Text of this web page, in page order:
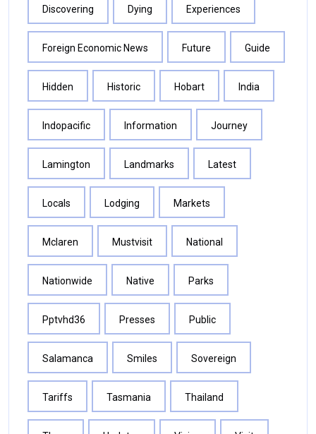
Discovering Dying Experiences
Foreign Economic News Future Guide
Hidden Historic Hobart India
Indopacific Information Journey
Lamington Landmarks Latest
Locals Lodging Markets
Mclaren Mustvisit National
Nationwide Native Parks
Pptvhd36 Presses Public
Salamanca Smiles Sovereign
Tariffs Tasmania Thailand